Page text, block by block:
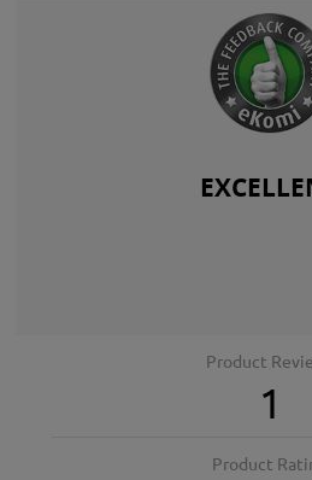
Product
1
Product